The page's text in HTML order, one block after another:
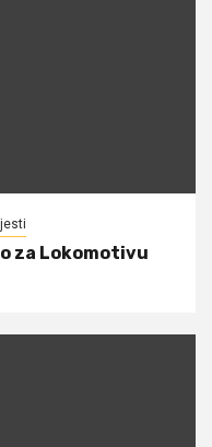
za Lokomotivu